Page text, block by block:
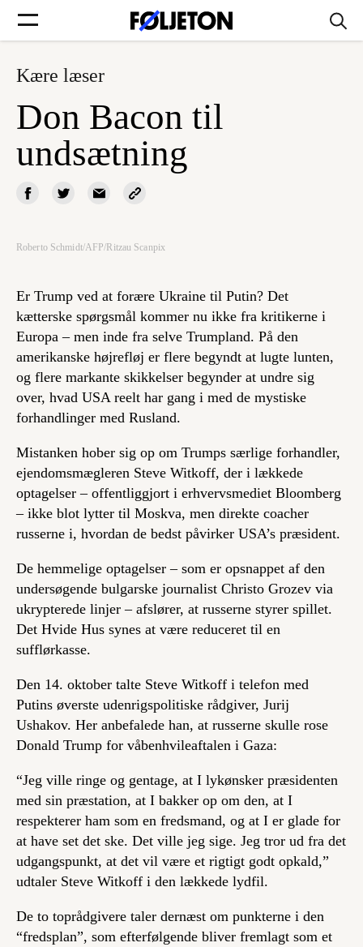
Forsider
Føljetoner
Log ind
Kære læser
Don Bacon til
undsætning
Roberto Schmidt/AFP/Ritzau Scanpix
Er Trump ved at forære Ukraine til Putin? Det
kætterske spørgsmål kommer nu ikke fra kritikerne i
Europa – men inde fra selve Trumpland. På den
amerikanske højrefløj er flere begyndt at lugte lunten,
og flere markante skikkelser begynder at undre sig
over, hvad USA reelt har gang i med de mystiske
forhandlinger med Rusland.
Mistanken hober sig op om Trumps særlige forhandler,
ejendomsmægleren Steve Witkoff, der i lækkede
optagelser – offentliggjort i erhvervsmediet Bloomberg
– ikke blot lytter til Moskva, men direkte coacher
russerne i, hvordan de bedst påvirker USA’s præsident.
De hemmelige optagelser – som er opsnappet af den
undersøgende bulgarske journalist Christo Grozev via
ukrypterede linjer – afslører, at russerne styrer spillet.
Det Hvide Hus synes at være reduceret til en
sufflørkasse.
Den 14. oktober talte Steve Witkoff i telefon med
Putins øverste udenrigspolitiske rådgiver, Jurij
Ushakov. Her anbefalede han, at russerne skulle rose
Donald Trump for våbenhvileaftalen i Gaza:
“Jeg ville ringe og gentage, at I lykønsker præsidenten
med sin præstation, at I bakker op om den, at I
respekterer ham som en fredsmand, og at I er glade for
at have set det ske. Det ville jeg sige. Jeg tror ud fra det
udgangspunkt, at det vil være et rigtigt godt opkald,”
udtaler Steve Witkoff i den lækkede lydfil.
De to toprådgivere taler dernæst om punkterne i den
“fredsplan”, som efterfølgende bliver fremlagt som et